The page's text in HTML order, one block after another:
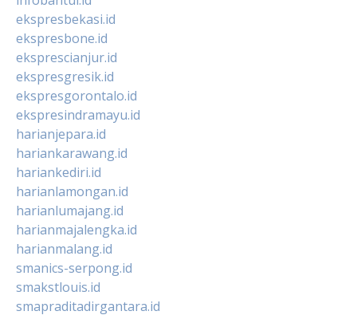
ekspresbekasi.id
ekspresbone.id
eksprescianjur.id
ekspresgresik.id
ekspresgorontalo.id
ekspresindramayu.id
harianjepara.id
hariankarawang.id
hariankediri.id
harianlamongan.id
harianlumajang.id
harianmajalengka.id
harianmalang.id
smanics-serpong.id
smakstlouis.id
smapraditadirgantara.id